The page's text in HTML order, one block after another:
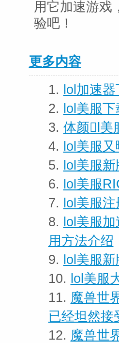
用它加速游戏
验吧！
更多内容
1. lol加速
2. lol美服
3. 体颜l美
4. lol美服
5. lol美服
6. lol美服
7. lol美服
8. lol美服
用方法介绍
9. lol美服
10. lol美服
11. 魔兽世
已经坦然接
12. 魔兽世